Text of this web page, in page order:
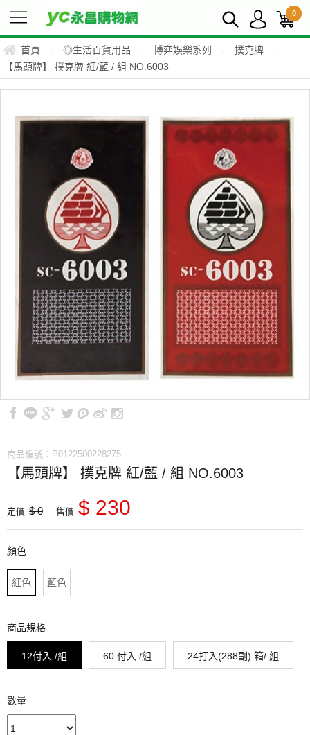
0
首頁 - ◎生活百貨用品 - 博弈娛樂系列 - 撲克牌
-
【馬頭牌】 撲克牌 紅/藍 / 組 NO.6003
商品編號：P0122500228275
【馬頭牌】 撲克牌 紅/藍 / 組 NO.6003
定價 $ 0 售價 $ 230
顏色
紅色 藍色
商品規格
12付入 /組 60 付入 /組 24打入(288副) 箱/ 組
數量